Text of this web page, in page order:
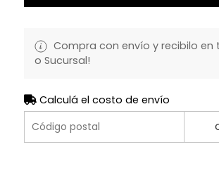
Compra con envío y recibilo en
o Sucursal!
Calculá el costo de envío